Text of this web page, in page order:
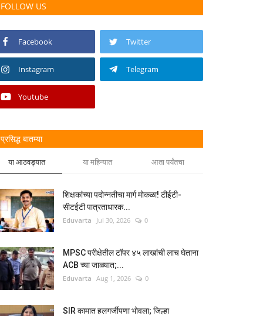
FOLLOW US
Facebook Twitter
Instagram Telegram
Youtube
प्रसिद्ध बातम्या
या आठवड्यात या महिन्यात आता पर्यंतचा
शिक्षकांच्या पदोन्नतीचा मार्ग मोकळा! टीईटी-
सीटईटी पात्रताधारक...
Eduvarta Jul 30, 2026 0
MPSC परीक्षेतील टॉपर ४५ लाखांची लाच घेताना
ACB च्या जाळ्यात;...
Eduvarta Aug 1, 2026 0
SIR कामात हलगर्जीपणा भोवला; जिल्हा